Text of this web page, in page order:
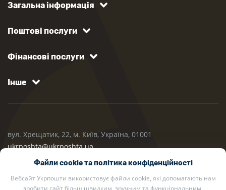
Файли cookie та політика конфіденційності
Вебсайт Укрпошти використовує файли cookie, які допомагають нам
зробити сайт більш швидким, зручним та функціональним.
Загальна інформація
Поштові послуги
Фінансові послуги
Інше
вул. Хрещатик, 22, м. Київ, Україна, 01001
ukrposhta@ukrposhta.ua